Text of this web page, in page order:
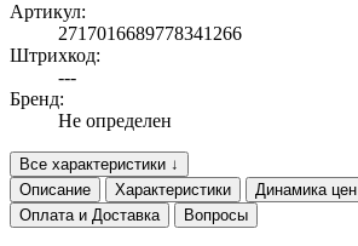
Артикул:
2717016689778341266
Штрихкод:
---
Бренд:
Не определен
Все характеристики ↓
Описание
Характеристики Динамика цен
Оплата и Доставка
Вопросы